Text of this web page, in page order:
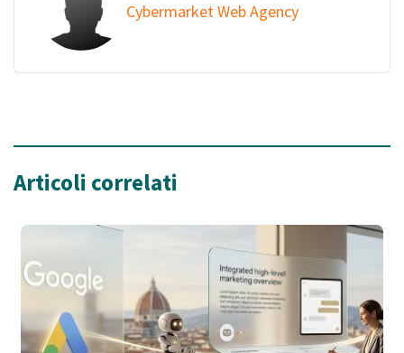
Cybermarket Web Agency
Articoli correlati